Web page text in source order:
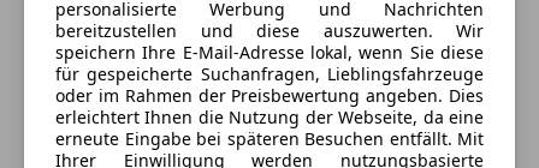
Zentralverriegelung
Zentralverriegelung mit Funkfernbedienung
Extras
Alufelgen
Dachreling
Freisprecheinrichtung Bluetooth mit erweiterte
Smartphone-Anbindung
Navigationssystem: Navigation Plus (USB)
Bordcomputer
INTERIEUR
Wien
Anbieter auf AutoScout24 seit 2018
Seitenhafenstraße 15 Tor 7,
1020 Wien, AT
personalisierte Werbung und Nachrichten
bereitzustellen und diese auszuwerten. Wir
speichern Ihre E-Mail-Adresse lokal, wenn Sie diese
für gespeicherte Suchanfragen, Lieblingsfahrzeuge
oder im Rahmen der Preisbewertung angeben. Dies
erleichtert Ihnen die Nutzung der Webseite, da eine
erneute Eingabe bei späteren Besuchen entfällt. Mit
Ihrer Einwilligung werden nutzungsbasierte